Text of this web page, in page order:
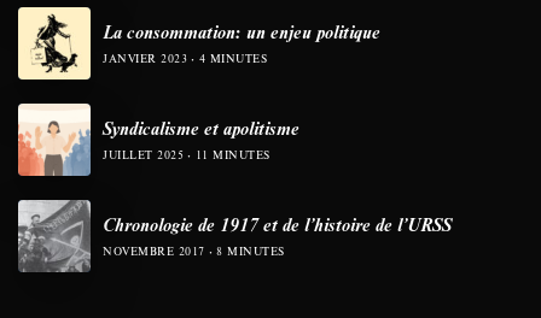
La consommation: un enjeu politique
JANVIER 2023 4 MINUTES
Syndicalisme et apolitisme
JUILLET 2025 11 MINUTES
Chronologie de 1917 et de l’histoire de l’URSS
NOVEMBRE 2017 8 MINUTES